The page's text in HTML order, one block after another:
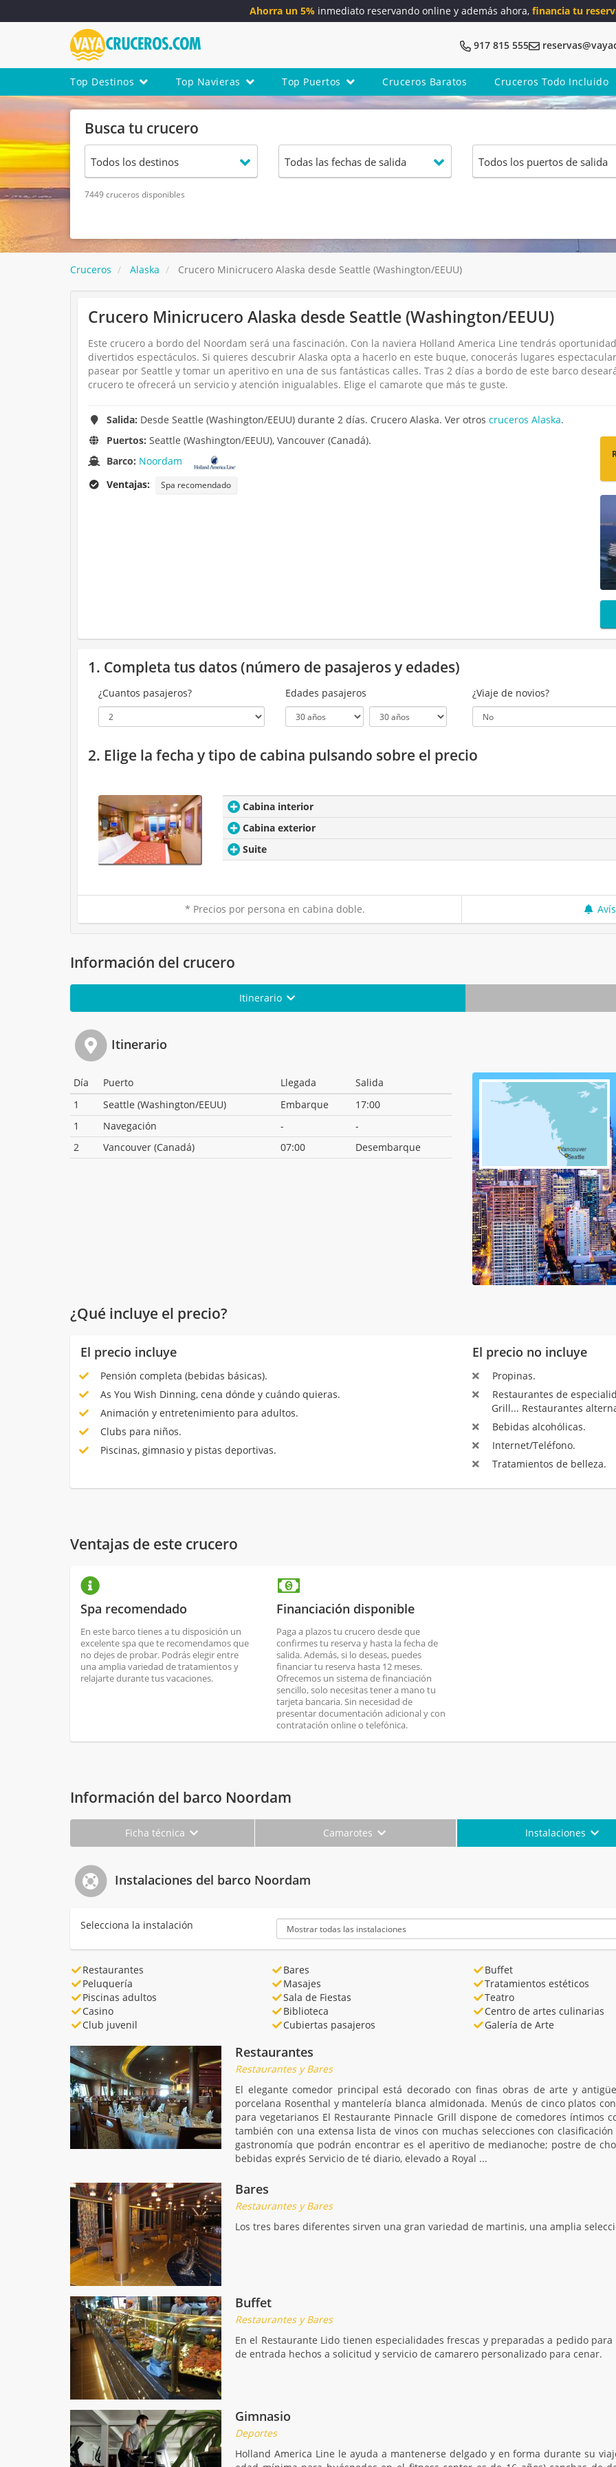
Ahorra un 5% inmediato reservando online y además ahora, financia tu
917 815 555
Top Destinos Top Navieras Top Puertos Cruceros Baratos Cruceros Todo Incluido
Busca tu crucero
7449 cruceros disponibles
Cruceros Alaska Crucero Minicrucero Alaska desde Seattle (Washington/EEUU)
Crucero Minicrucero Alaska desde Seattle (Washington/EEUU)
Este crucero a bordo del Noordam será una fascinación. Con la naviera Holland America Line tendrás
divertidos espectáculos. Si quieres descubrir Alaska opta a hacerlo en este buque, conocerás lugares
pasear por Seattle y tomar un aperitivo en una de sus fantásticas calles. Tras 2 días a bordo de este barco
crucero te ofrecerá un servicio y atención inigualables. Elige el camarote que más te guste.
Salida: Desde Seattle (Washington/EEUU) durante 2 días. Crucero Alaska. Ver otroscruceros Alaska.
Puertos: Seattle (Washington/EEUU), Vancouver (Canadá).
Barco: Noordam
Ventajas:
Spa recomendado
1. Completa tus datos (número de pasajeros y edades)
¿Cuantos pasajeros? Edades pasajeros ¿Viaje de novios?
2. Elige la fecha y tipo de cabina pulsando sobre el precio
Cabina interior
Cabina exterior
Suite
* Precios por persona en cabina doble.
Información del crucero
Itinerario
Itinerario
Día Puerto Llegada
Salida
1
Seattle (Washington/EEUU) Embarque
17:00
1
Navegación -
-
2
Vancouver (Canadá) 07:00 Desembarque
¿Qué incluye el precio?
El precio incluye
Pensión completa (bebidas básicas).
As You Wish Dinning, cena dónde y cuándo quieras.
Animación y entretenimiento para adultos.
Clubs para niños.
Piscinas, gimnasio y pistas deportivas.
El precio no incluye
Propinas.
Restaurantes de
Grill... Restaurantes
Bebidas alcohólicas.
Internet/Teléfono.
Tratamientos de belleza.
Ventajas de este crucero
Spa recomendado
En este barco tienes a tu disposición un
excelente spa que te recomendamos que
no dejes de probar. Podrás elegir entre
una amplia variedad de tratamientos y
relajarte durante tus vacaciones.
Financiación disponible
Paga a plazos tu crucero desde que
confirmes tu reserva y hasta la fecha de
salida. Además, si lo deseas, puedes
financiar tu reserva hasta 12 meses.
Ofrecemos un sistema de financiación
sencillo, solo necesitas tener a mano tu
tarjeta bancaria. Sin necesidad de
presentar documentación adicional y con
contratación online o telefónica.
Información del barco Noordam
Ficha técnica Camarotes Instalaciones
Instalaciones del barco Noordam
Selecciona la instalación
Restaurantes Bares Buffet
Peluquería
Masajes Tratamientos estéticos
Piscinas adultos
Sala de Fiestas Teatro
Casino
Biblioteca Centro de artes culinarias
Club juvenil
Cubiertas pasajeros Galería de Arte
Restaurantes
Restaurantes y Bares
El elegante comedor principal está decorado con finas obras de arte y
porcelana Rosenthal y mantelería blanca almidonada. Menús de cinco platos
para vegetarianos El Restaurante Pinnacle Grill dispone de comedores íntimos
también con una extensa lista de vinos con muchas selecciones con
gastronomía que podrán encontrar es el aperitivo de medianoche; postre de
bebidas exprés Servicio de té diario, elevado a Royal ...
Bares
Restaurantes y Bares
Los tres bares diferentes sirven una gran variedad de martinis, una amplia
Buffet
Restaurantes y Bares
En el Restaurante Lido tienen especialidades frescas y preparadas a pedido
de entrada hechos a solicitud y servicio de camarero personalizado para cenar.
Gimnasio
Deportes
Holland America Line le ayuda a mantenerse delgado y en forma durante su